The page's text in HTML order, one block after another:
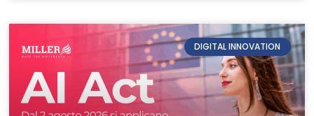
DIGITAL INNOVATION